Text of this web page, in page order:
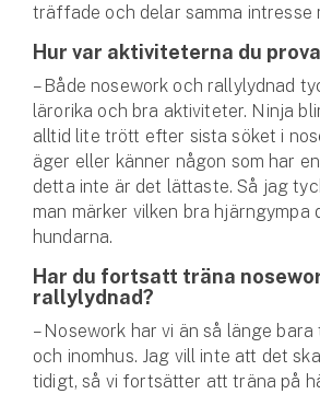
träffade och delar samma intresse
Hur var aktiviteterna du
– Både nosework och rallylydnad
lärorika och bra aktiviteter. Ninja
alltid lite trött efter sista söket i
äger eller känner någon som har
detta inte är det lättaste. Så jag
man märker vilken bra hjärngympa
hundarna.
Har du fortsatt träna
rallylydnad?
– Nosework har vi än så länge
och inomhus. Jag vill inte att det
tidigt, så vi fortsätter att träna på